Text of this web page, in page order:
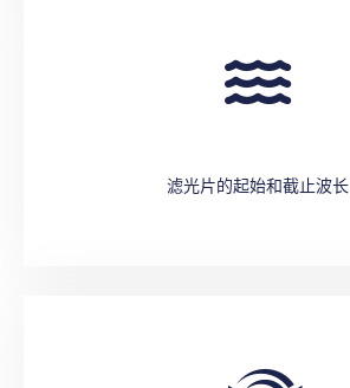
滤光片的起始和截止波长